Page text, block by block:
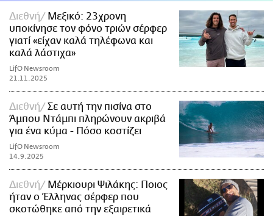
Διεθνή
Μεξικό: 23χρονη
υποκίνησε τον φόνο τριών σέρφερ
γιατί «είχαν καλά τηλέφωνα και
καλά λάστιχα»
LifO Newsroom
21.11.2025
Διεθνή
Σε αυτή την πισίνα στο
Άμπου Ντάμπι πληρώνουν ακριβά
για ένα κύμα - Πόσο κοστίζει
LifO Newsroom
14.9.2025
Διεθνή
Μέρκιουρι Ψιλάκης: Ποιος
ήταν ο Έλληνας σέρφερ που
σκοτώθηκε από την εξαιρετικά